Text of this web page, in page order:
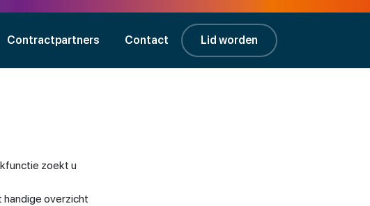
Contractpartners Contact Lid worden
zoekt u
handige overzicht